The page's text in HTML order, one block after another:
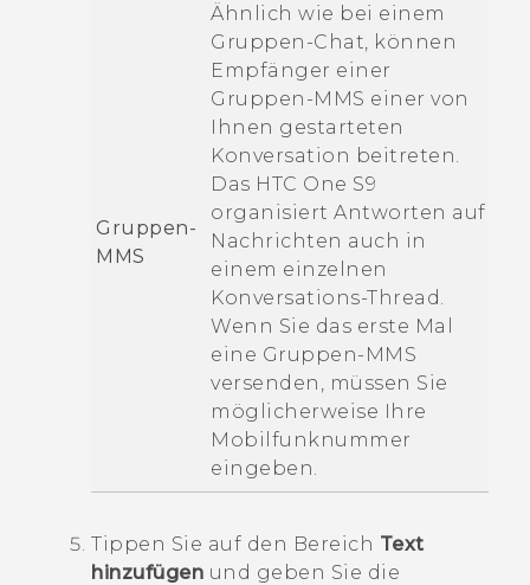
Gruppen-
MMS
Ähnlich wie bei einem
Gruppen-Chat, können
Empfänger einer
Gruppen-MMS einer von
Ihnen gestarteten
Konversation beitreten.
Das HTC One S9‍
organisiert Antworten auf
Nachrichten auch in
einem einzelnen
Konversations-Thread.
Wenn Sie das erste Mal
eine Gruppen-MMS
versenden, müssen Sie
möglicherweise Ihre
Mobilfunknummer
eingeben.
Tippen Sie auf den Bereich Text
hinzufügen und geben Sie die